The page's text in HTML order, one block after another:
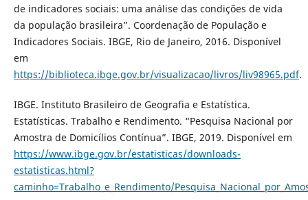
de indicadores sociais: uma análise das condições de vida
da população brasileira”. Coordenação de População e
Indicadores Sociais. IBGE, Rio de Janeiro, 2016. Disponível
em
https://biblioteca.ibge.gov.br/visualizacao/livros/liv98965.pdf.
IBGE. Instituto Brasileiro de Geografia e Estatística.
Estatísticas. Trabalho e Rendimento. “Pesquisa Nacional por
Amostra de Domicílios Contínua”. IBGE, 2019. Disponível em
https://www.ibge.gov.br/estatisticas/downloads-
estatisticas.html?
caminho=Trabalho_e_Rendimento/